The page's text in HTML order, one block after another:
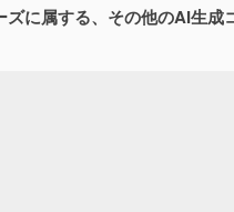
ズに属する、その他のAI生成